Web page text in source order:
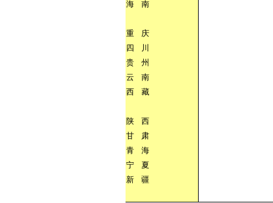
海
南
重
庆
四
川
贵
州
云
南
西
藏
陕
西
甘
肃
青
海
宁
夏
新
疆